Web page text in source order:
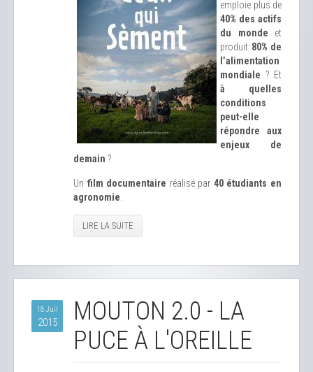
emploie plus de
40% des actifs
du monde et
produit 80% de
l’alimentation
mondiale ? Et
à quelles
conditions
peut-elle
répondre aux
enjeux de
demain ?
Un film documentaire réalisé par 40 étudiants en
agronomie
LIRE LA SUITE
18 Juil
2015
MOUTON 2.0 - LA
PUCE À L'OREILLE